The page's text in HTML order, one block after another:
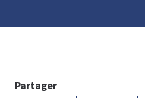
Partager